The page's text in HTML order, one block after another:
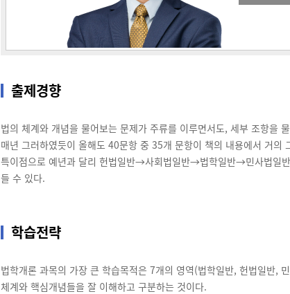
출제경향
법의 체계와 개념을 물어보는 문제가 주류를 이루면서도, 세부 조항을
매년 그러하였듯이 올해도 40문항 중 35개 문항이 책의 내용에서 거의
특이점으로 예년과 달리 헌법일반→사회법일반→법학일반→민사법
들 수 있다.
학습전략
법학개론 과목의 가장 큰 학습목적은 7개의 영역(법학일반, 헌법일반,
체계와 핵심개념들을 잘 이해하고 구분하는 것이다.